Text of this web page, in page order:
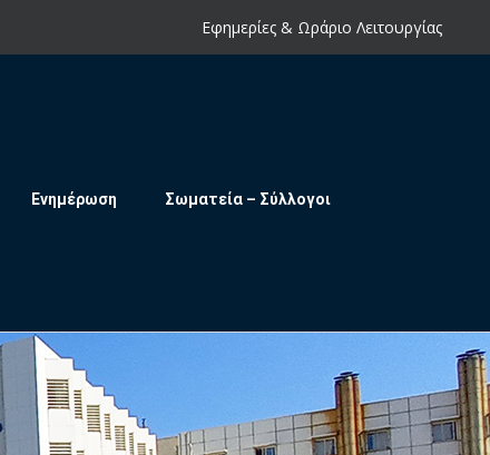
Εφημερίες & Ωράριο Λειτουργίας
Ενημέρωση Σωματεία – Σύλλογοι